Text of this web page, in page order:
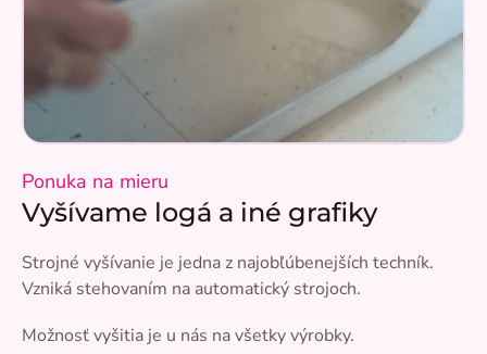
Ponuka na mieru
Vyšívame logá a iné grafiky
Strojné vyšívanie je jedna z najobľúbenejších techník.
Vzniká stehovaním na automatický strojoch.
Možnosť vyšitia je u nás na všetky výrobky.